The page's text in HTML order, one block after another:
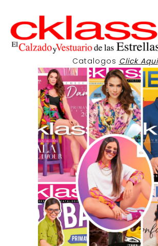
Catalogos Click Aqui